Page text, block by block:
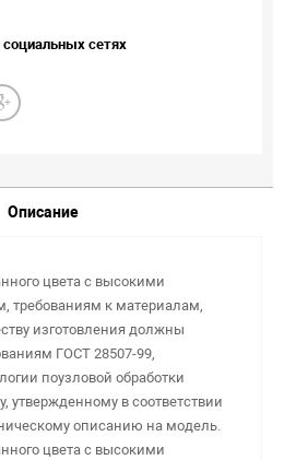
сетях
Описание
цвета с высокими
требованиям к материалам,
изготовления должны
ГОСТ 28507-99,
поузловой обработки
утвержденному в соответствии
описанию на модель.
цвета с высокими